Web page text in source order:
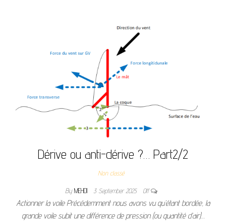
Dérive ou anti-dérive ?… Part2/2
Non classé
By MEHDI 3 September 2025 Off
Actionner la voile Précédemment nous avons vu qu’étant bordée, la
grande voile subit une différence de pression (ou quantité d’air)…